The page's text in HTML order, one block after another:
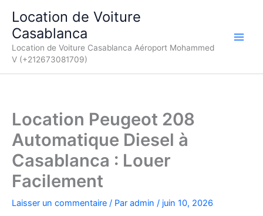
contenu
Location de Voiture
Casablanca
Location de Voiture Casablanca Aéroport Mohammed
V (+212673081709)
Location Peugeot 208
Automatique Diesel à
Casablanca : Louer
Facilement
Laisser un commentaire / Par admin / juin 10, 2026